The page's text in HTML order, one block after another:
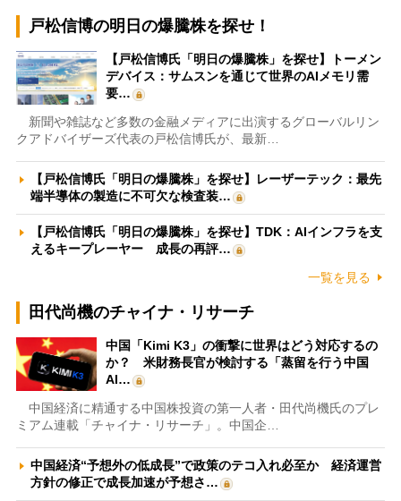
戸松信博の明日の爆騰株を探せ！
【戸松信博氏「明日の爆騰株」を探せ】トーメン
デバイス：サムスンを通じて世界のAIメモリ需
要…
新聞や雑誌など多数の金融メディアに出演するグローバルリン
クアドバイザーズ代表の戸松信博氏が、最新…
【戸松信博氏「明日の爆騰株」を探せ】レーザーテック：最先
端半導体の製造に不可欠な検査装…
【戸松信博氏「明日の爆騰株」を探せ】TDK：AIインフラを支
えるキープレーヤー 成長の再評…
一覧を見る
田代尚機のチャイナ・リサーチ
中国「Kimi K3」の衝撃に世界はどう対応するの
か？ 米財務長官が検討する「蒸留を行う中国
AI…
中国経済に精通する中国株投資の第一人者・田代尚機氏のプレ
ミアム連載「チャイナ・リサーチ」。中国企…
中国経済“予想外の低成長”で政策のテコ入れ必至か 経済運営
方針の修正で成長加速が予想さ…